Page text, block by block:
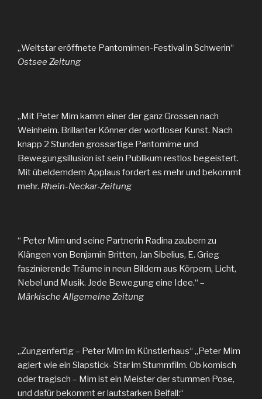
„Weltstar eröffnete Pantomimen-Festival in Schwerin“
Ostsee Zeitung
„Mit Peter Mim kamm einer der ganz Grossen nach
Weinheim. Brillanter Könner der wortloser Kunst. Nach
knapp 2 Stunden grossartige Pantomime und
Bewegungsillusion ist sein Publikum restlos begeistert.
Mit übeldemdem Applaus fordert es mehr und bekommt
mehr. Rhein-Neckar-Zeitung
“ Peter Mim und seine Partnerin Radina zaubern zu
Klängen von Benjamin Britten, Jan Sibelius, E. Grieg
faszinierende Träume in neun Bildern aus Körpern, Licht,
Nebel und Musik. Jede Bewegung eine Idee.“ –
Märkische Allgemeine Zeitung
„Zungenfertig – Peter Mim im Künstlerhaus“ „Peter Mim
agiert wie ein Slapstick- Star im Stummfilm. Ob komisch
oder tragisch – Mim ist ein Meister der stummen Pose,
und dafür bekommt er lautstarken Beifall:“